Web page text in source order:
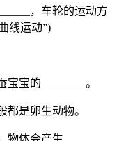
，车轮的运动方
线运动”)
宝的________。
都是卵生动物。
物体会产生